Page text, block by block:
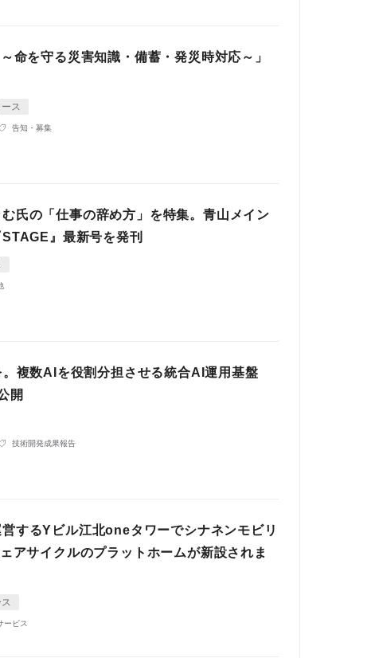
命を守る災害知識・備蓄・発災時対応～」
ス
告知・募集
氏の「仕事の辞め方」を特集。青山メイン
』最新号を発刊
複数AIを役割分担させる統合AI運用基盤
開
技術開発成果報告
するYビル江北oneタワーでシナネンモビリ
アサイクルのプラットホームが新設されま
ービス